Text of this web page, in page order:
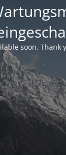
soon. Thank